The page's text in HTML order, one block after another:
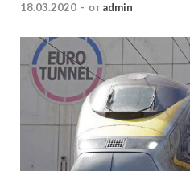
18.03.2020 - от admin